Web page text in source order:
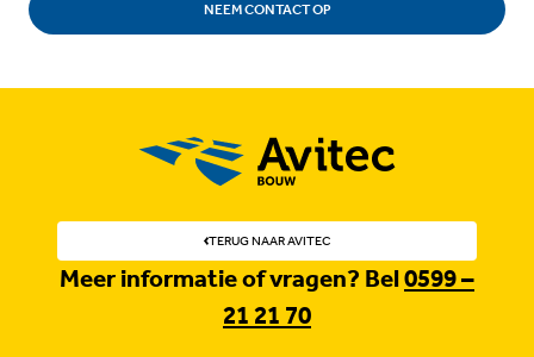
NEEM CONTACT OP
TERUG NAAR AVITEC
Meer informatie of vragen? Bel0599 –
21 21 70